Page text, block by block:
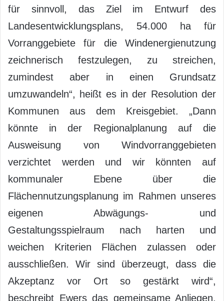
für sinnvoll, das Ziel im Entwurf des
Landesentwicklungsplans, 54.000 ha für
Vorranggebiete für die Windenergienutzung
zeichnerisch festzulegen, zu streichen,
zumindest aber in einen Grundsatz
umzuwandeln“, heißt es in der Resolution der
Kommunen aus dem Kreisgebiet. „Dann
könnte in der Regionalplanung auf die
Ausweisung von Windvorranggebieten
verzichtet werden und wir könnten auf
kommunaler Ebene über die
Flächennutzungsplanung im Rahmen unseres
eigenen Abwägungs- und
Gestaltungsspielraum nach harten und
weichen Kriterien Flächen zulassen oder
ausschließen. Wir sind überzeugt, dass die
Akzeptanz vor Ort so gestärkt wird“,
beschreibt Ewers das gemeinsame Anliegen.